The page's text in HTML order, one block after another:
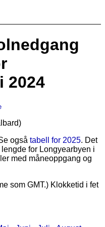
2024
også tabell for 2025. Det
for Longyearbyen i
med måneoppgang og
som GMT.) Klokketid i fet